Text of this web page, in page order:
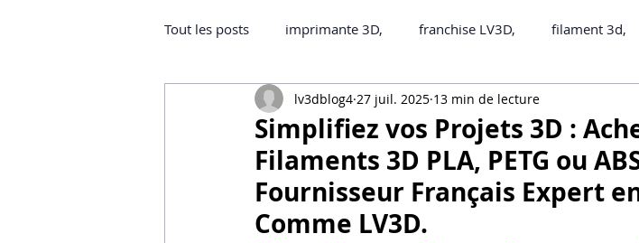
Tout les posts imprimante 3D, franchise LV3D, filament 3d,
impression 3D à la demande Accessoires imprimante 3D
ARTILLERY 3D Formation impression 3D
Simplifiez vos Projets 3D :
Filaments 3D PLA, PETG ou
Fournisseur Français Expert
Comme LV3D.
lv3dblog4 27 juil. 2025 13 min de lecture